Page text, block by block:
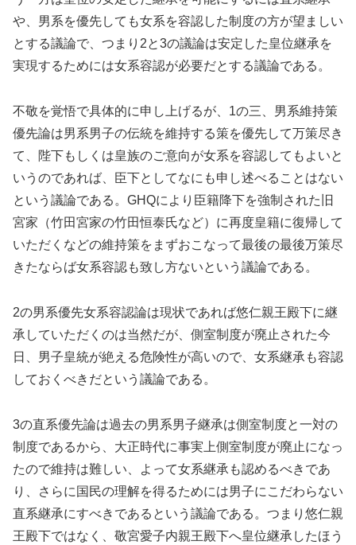
や、男系を優先しても女系を容認した制度の方が望ましい
とする議論で、つまり2と3の議論は安定した皇位継承を
実現するためには女系容認が必要だとする議論である。
不敬を覚悟で具体的に申し上げるが、1の三、男系維持策
優先論は男系男子の伝統を維持する策を優先して万策尽き
て、陛下もしくは皇族のご意向が女系を容認してもよいと
いうのであれば、臣下としてなにも申し述べることはない
という議論である。GHQにより臣籍降下を強制された旧
宮家（竹田宮家の竹田恒泰氏など）に再度皇籍に復帰して
いただくなどの維持策をまずおこなって最後の最後万策尽
きたならば女系容認も致し方ないという議論である。
2の男系優先女系容認論は現状であれば悠仁親王殿下に継
承していただくのは当然だが、側室制度が廃止された今
日、男子皇統が絶える危険性が高いので、女系継承も容認
しておくべきだという議論である。
3の直系優先論は過去の男系男子継承は側室制度と一対の
制度であるから、大正時代に事実上側室制度が廃止になっ
たので維持は難しい、よって女系継承も認めるべきであ
り、さらに国民の理解を得るためには男子にこだわらない
直系継承にすべきであるという議論である。つまり悠仁親
王殿下ではなく、敬宮愛子内親王殿下へ皇位継承したほう